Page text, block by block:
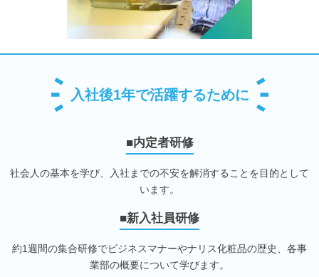
入社後1年で活躍するために
■内定者研修
社会人の基本を学び、入社までの不安を解消することを目的として
います。
■新入社員研修
約1週間の集合研修でビジネスマナーやナリス化粧品の歴史、各事
業部の概要について学びます。